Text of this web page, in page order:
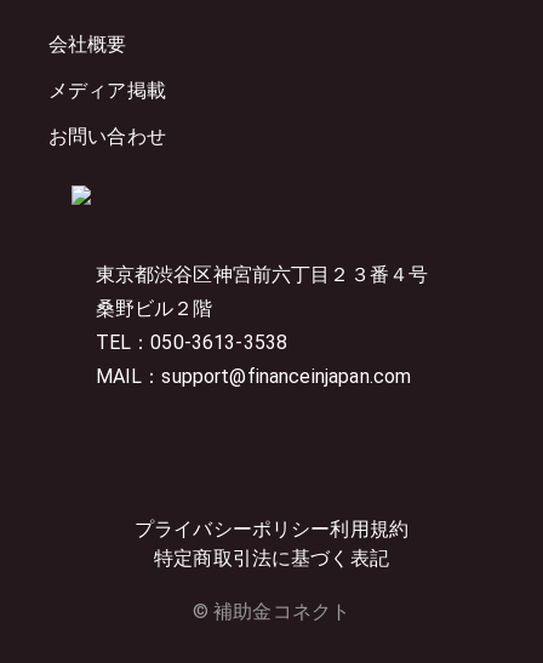
東京都渋谷区神宮前六丁目２３番４号
桑野ビル２階
TEL：050-3613-3538
MAIL：support@financeinjapan.com
プライバシーポリシー利用規約
特定商取引法に基づく表記
© 補助金コネクト
会社概要
メディア掲載
お問い合わせ